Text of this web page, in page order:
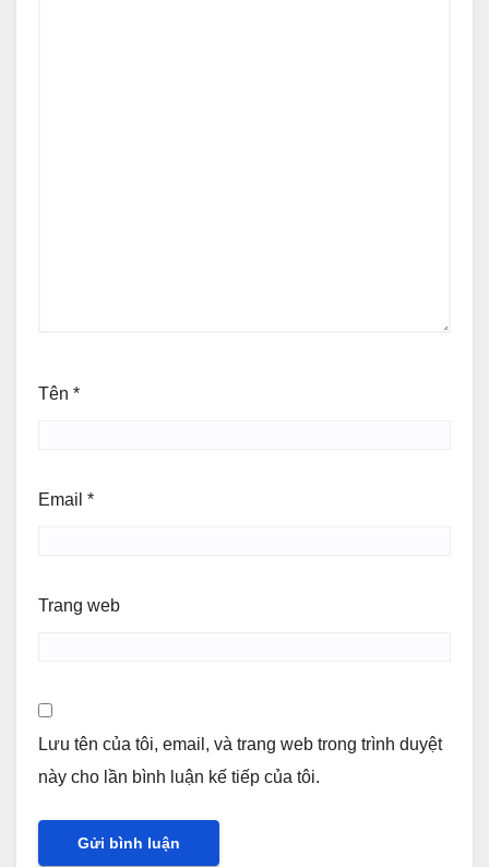
Tên *
Email *
Trang web
Lưu tên của tôi, email, và trang web trong trình duyệt
này cho lần bình luận kế tiếp của tôi.